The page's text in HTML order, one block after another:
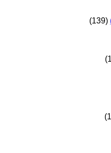
(139)